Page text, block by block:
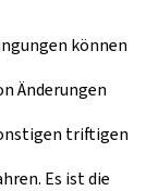
können
Änderungen
triftigen
Es ist die